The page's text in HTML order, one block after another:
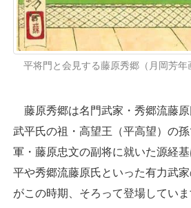
平将門と会見する藤原秀郷（月岡芳年
藤原秀郷は名門武家・秀郷流藤
武平氏の祖・高望王（平高望）の
軍・藤原忠文の副将に就いた源経
平や秀郷流藤原氏といった有力武
がこの時期、そろって登場していま